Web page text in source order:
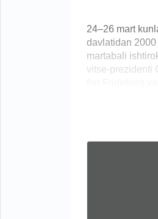
24–26 mart
davlatidan
martabali
vitse-prezidenti